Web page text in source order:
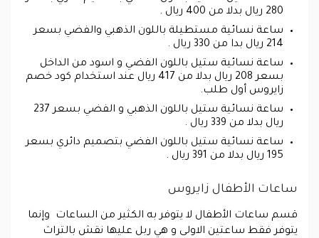
280 ريال بدلا من 400 ريال .
ساعة نسائية مستطيلة باللون الذهبي والفضي بسعر
214 ريال بدا من 330 ريال .
ساعة نسائية ستيل باللون الفضي و اسود من الداخل
بسعر 208 ريال بدلا من 417 ريال عند استخدام كود خصم
زايروس أول طلب.
ساعة نسائية ستيل باللون الذهبي و الفضي بسعر 237
ريال بدلا من 339 ريال .
ساعة نسائية ستيل باللون الفضي بتصميم دائري بسعر
195 ريال بدلا من 391 ريال .
ساعات الأطفال زايروس
قسم ساعات الأطفال لا يتوفر به الكثير من الساعات وإنما
يتوفر فقط ساعتين الاولى و هي ربل عليها نقش بالتراث